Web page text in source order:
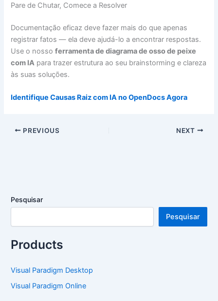
Pare de Chutar, Comece a Resolver
Documentação eficaz deve fazer mais do que apenas
registrar fatos — ela deve ajudá-lo a encontrar respostas.
Use o nossoferramenta de diagrama de osso de peixe
com IA para trazer estrutura ao seu brainstorming e clareza
às suas soluções.
Identifique Causas Raiz com IA no OpenDocs Agora
PREVIOUS NEXT
Pesquisar
Pesquisar
Products
Visual Paradigm Desktop
Visual Paradigm Online